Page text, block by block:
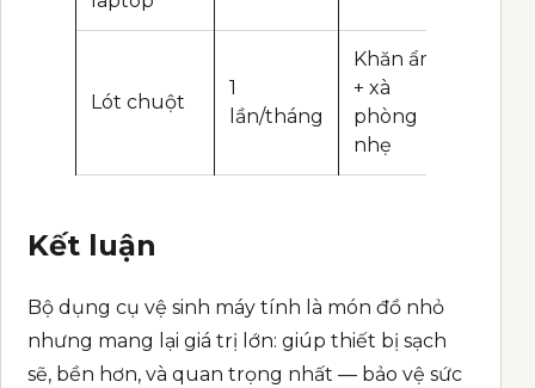
Lót chuột
1
lần/tháng
Khăn ẩm
+ xà
phòng
nhẹ
Kết luận
Bộ dụng cụ vệ sinh máy tính là món đồ nhỏ
nhưng mang lại giá trị lớn: giúp thiết bị sạch
sẽ, bền hơn, và quan trọng nhất — bảo vệ sức